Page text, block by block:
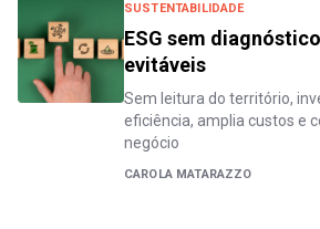
SUSTENTABILIDADE
ESG sem
evitáveis
Sem leitura do território,
eficiência, amplia custos e
negócio
CAROLA MATARAZZO